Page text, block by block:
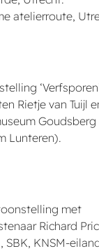
atelierroute,
Rietje van Tuijl
Goudsberg
Lunteren).
met
Richard
SBK, KNSM-